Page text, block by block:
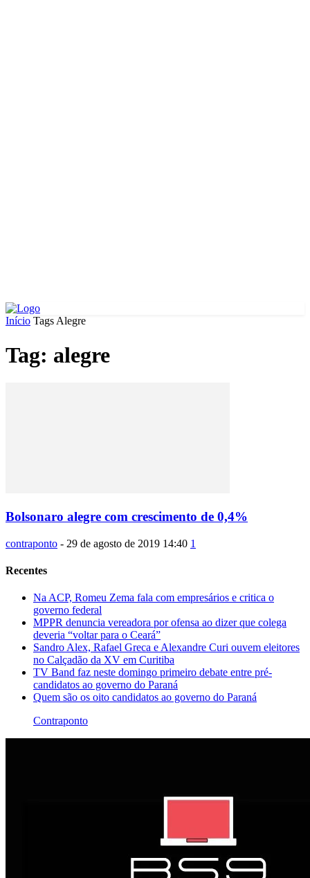
Início Tags Alegre
Tag: alegre
Bolsonaro alegre com crescimento de 0,4%
contraponto - 29 de agosto de 2019 14:40 1
Recentes
Na ACP, Romeu Zema fala com empresários e critica o
governo federal
MPPR denuncia vereadora por ofensa ao dizer que colega
deveria “voltar para o Ceará”
Sandro Alex, Rafael Greca e Alexandre Curi ouvem eleitores
no Calçadão da XV em Curitiba
TV Band faz neste domingo primeiro debate entre pré-
candidatos ao governo do Paraná
Quem são os oito candidatos ao governo do Paraná
Contraponto